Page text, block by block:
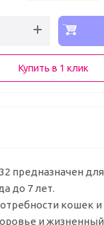
Купить в 1 клик
32 предназначен
до 7 лет.
кошек и
и жизненный